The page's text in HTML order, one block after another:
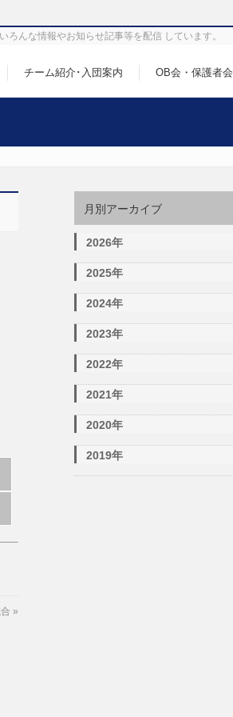
んな情報やお知らせ記事等を配信 しています。
チーム紹介･入団案内 OB会・保護者会
»
月別アーカイブ
2026年
2025年
2024年
2023年
2022年
2021年
2020年
2019年